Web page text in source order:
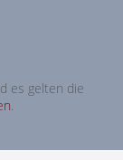
es gelten die
.